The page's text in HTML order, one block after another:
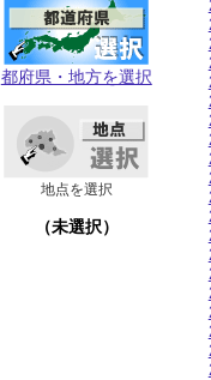
都府県・地方を選択
地点を選択
（未選択）